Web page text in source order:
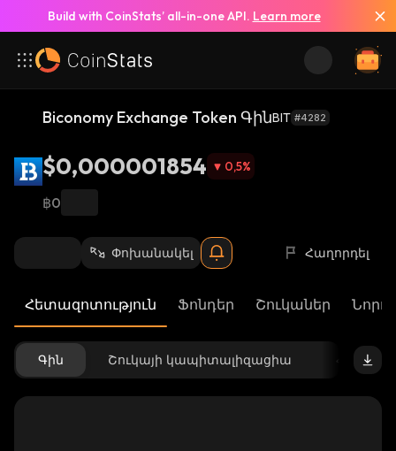
Build with CoinStats’ all-in-one API. Learn more
Biconomy Exchange Token ԳինBIT #4282
$0,000001854 0,5%
฿0
Փոխանակել Հաղորդել
Հետազոտություն Ֆոնդեր Շուկաներ
Գին Շուկայի կապիտալիզացիա